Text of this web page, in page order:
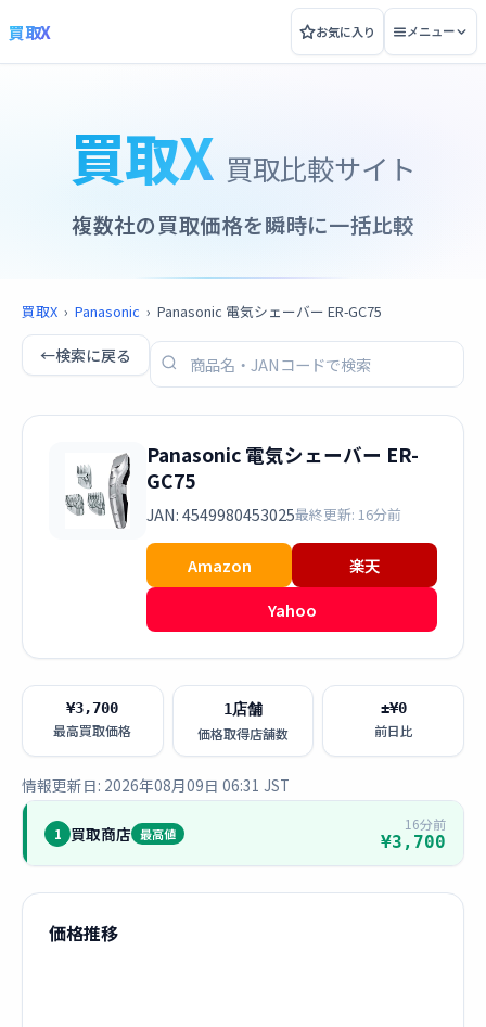
買取X お気に入り メニュー
買取X 買取比較サイト
複数社の買取価格を瞬時に一括比較
買取X › Panasonic › Panasonic 電気シェーバー ER-GC75
←検索に戻る
Panasonic 電気シェーバー ER-
GC75
JAN: 4549980453025最終更新: 16分前
Amazon
楽天
Yahoo
¥3,700
最高買取価格
1店舗
価格取得店舗数
±¥0
前日比
情報更新日: 2026年08月09日 06:31 JST
1 買取商店 最高値
16分前
¥3,700
価格推移